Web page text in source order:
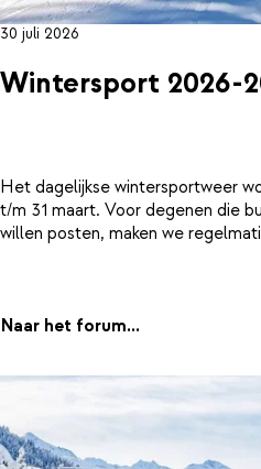
30 juli 2026
Wintersport 2026-
Het dagelijkse wintersportweer
t/m 31 maart. Voor degenen die
willen posten, maken we
Naar het forum...